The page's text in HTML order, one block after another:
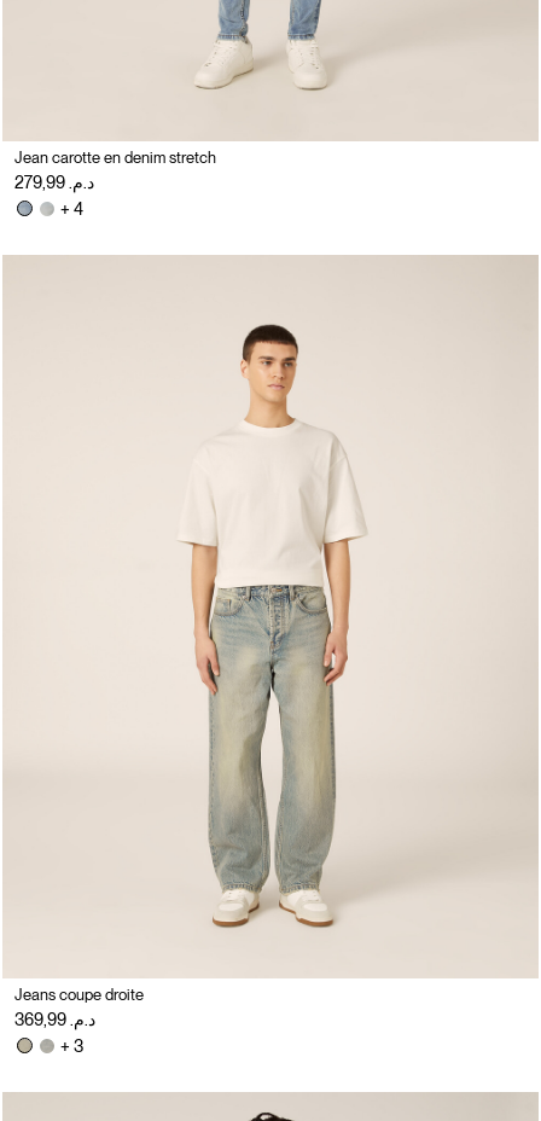
Jean carotte en denim stretch
د.م. 279,99
+ 4
Jeans coupe droite
د.م. 369,99
+ 3